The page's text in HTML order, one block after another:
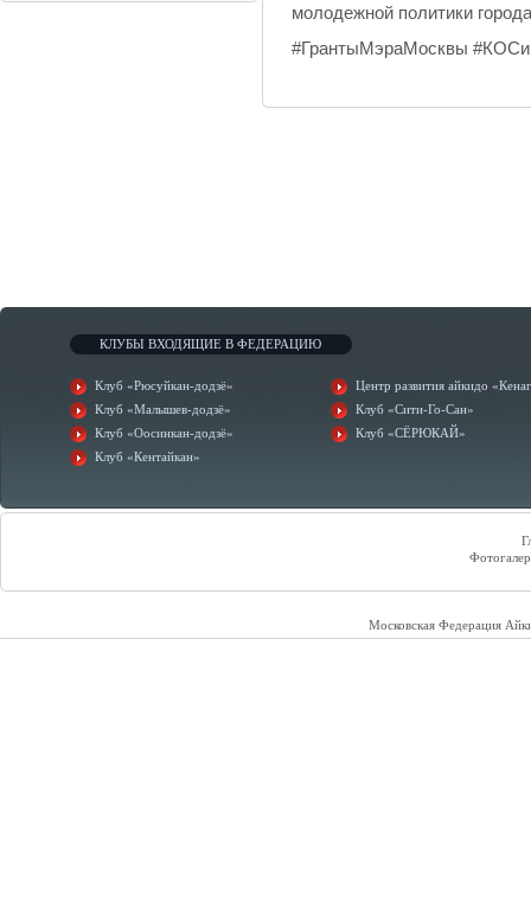
молодежной политики города
#ГрантыМэраМосквы
КЛУБЫ ВХОДЯЩИЕ В ФЕДЕРАЦИЮ
Клуб «Рюсуйкан-додзё»
Клуб «Малышев-додзё»
Клуб «Оосинкан-додзё»
Клуб «Кентайкан»
Центр развития айкидо
Клуб «Сити-Го-Сан»
Клуб «СЁРЮКАЙ»
Московская Федерация